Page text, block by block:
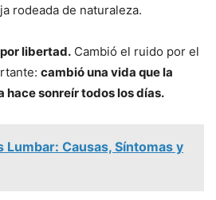
rodeada de naturaleza.
libertad. Cambió el ruido por el
cambió una vida que la
hace sonreír todos los días.
Lumbar: Causas, Síntomas y